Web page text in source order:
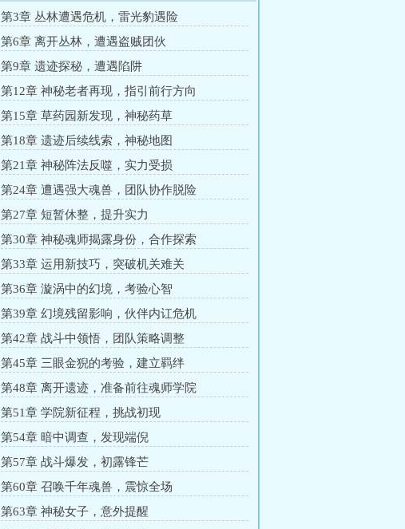
第3章 丛林遭遇危机，雷光豹遇险
第6章 离开丛林，遭遇盗贼团伙
第9章 遗迹探秘，遭遇陷阱
第12章 神秘老者再现，指引前行方向
第15章 草药园新发现，神秘药草
第18章 遗迹后续线索，神秘地图
第21章 神秘阵法反噬，实力受损
第24章 遭遇强大魂兽，团队协作脱险
第27章 短暂休整，提升实力
第30章 神秘魂师揭露身份，合作探索
第33章 运用新技巧，突破机关难关
第36章 漩涡中的幻境，考验心智
第39章 幻境残留影响，伙伴内讧危机
第42章 战斗中领悟，团队策略调整
第45章 三眼金猊的考验，建立羁绊
第48章 离开遗迹，准备前往魂师学院
第51章 学院新征程，挑战初现
第54章 暗中调查，发现端倪
第57章 战斗爆发，初露锋芒
第60章 召唤千年魂兽，震惊全场
第63章 神秘女子，意外提醒